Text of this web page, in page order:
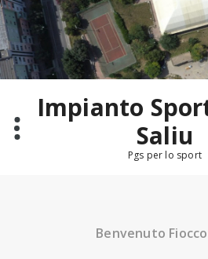
Salta
al
contenuto
Impianto
Saliu
Pgs per lo sport
Benvenuto